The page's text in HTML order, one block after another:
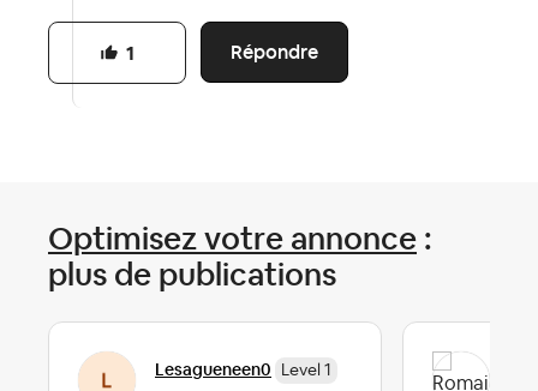
Répondre
1
Optimisez votre annonce :
plus de publications
Lesagueneen0 Level 1